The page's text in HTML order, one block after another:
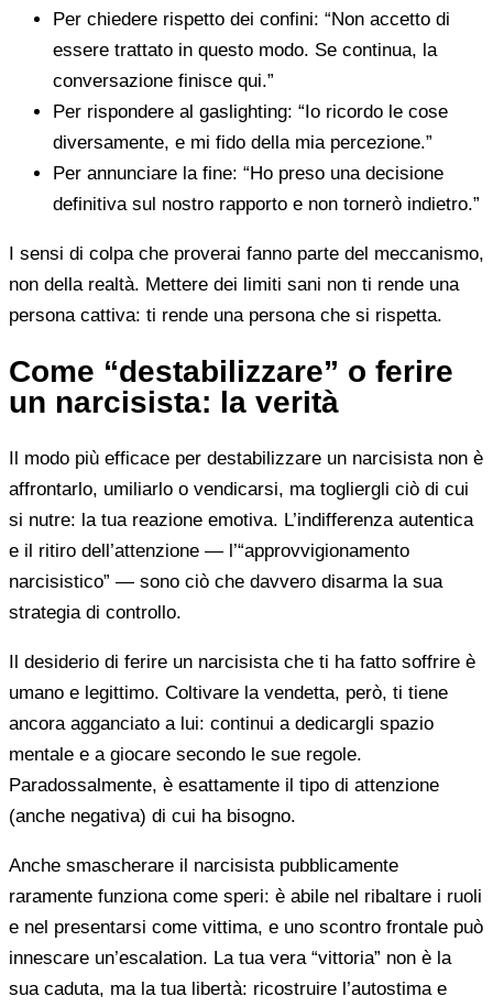
Per chiedere rispetto dei confini: “Non accetto di
essere trattato in questo modo. Se continua, la
conversazione finisce qui.”
Per rispondere al gaslighting: “Io ricordo le cose
diversamente, e mi fido della mia percezione.”
Per annunciare la fine: “Ho preso una decisione
definitiva sul nostro rapporto e non tornerò indietro.”
I sensi di colpa che proverai fanno parte del meccanismo,
non della realtà. Mettere dei limiti sani non ti rende una
persona cattiva: ti rende una persona che si rispetta.
Come “destabilizzare” o ferire
un narcisista: la verità
Il modo più efficace per destabilizzare un narcisista non è
affrontarlo, umiliarlo o vendicarsi, ma togliergli ciò di cui
si nutre: la tua reazione emotiva. L’indifferenza autentica
e il ritiro dell’attenzione — l’“approvvigionamento
narcisistico” — sono ciò che davvero disarma la sua
strategia di controllo.
Il desiderio di ferire un narcisista che ti ha fatto soffrire è
umano e legittimo. Coltivare la vendetta, però, ti tiene
ancora agganciato a lui: continui a dedicargli spazio
mentale e a giocare secondo le sue regole.
Paradossalmente, è esattamente il tipo di attenzione
(anche negativa) di cui ha bisogno.
Anche smascherare il narcisista pubblicamente
raramente funziona come speri: è abile nel ribaltare i ruoli
e nel presentarsi come vittima, e uno scontro frontale può
innescare un’escalation. La tua vera “vittoria” non è la
sua caduta, ma la tua libertà: ricostruire l’autostima e